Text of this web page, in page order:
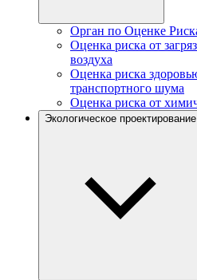
Орган по Оценке
Оценка риска от
воздуха
Оценка риска
транспортного шума
Оценка риска от
Экологическое проектирование